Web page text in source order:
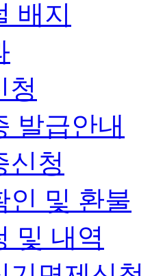
배지
청
발급안내
신청
인 및 환불
및 내역